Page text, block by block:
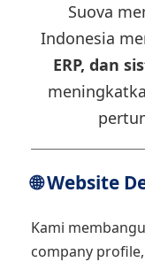
Suova
Indonesia
ERP, dan
🌐 Website
Kami
company